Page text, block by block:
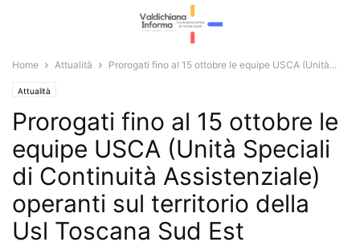
Home Attualità Prorogati fino al 15 ottobre le equipe USCA (Unità...
Attualità
Prorogati fino al 15 ottobre le
equipe USCA (Unità Speciali
di Continuità Assistenziale)
operanti sul territorio della
Usl Toscana Sud Est